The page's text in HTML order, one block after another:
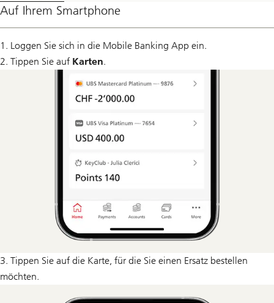
Auf Ihrem Smartphone
1. Loggen Sie sich in die Mobile Banking App ein.
2. Tippen Sie auf Karten.
3. Tippen Sie auf die Karte, für die Sie einen Ersatz bestellen
möchten.